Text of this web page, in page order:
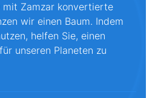
mit Zamzar konvertierte
wir einen Baum. Indem
helfen Sie, einen
unseren Planeten zu